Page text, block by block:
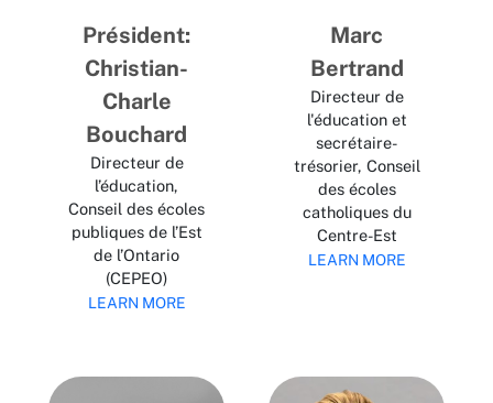
Président:
Christian-
Charle
Bouchard
Directeur de
l’éducation,
Conseil des écoles
publiques de l’Est
de l’Ontario
(CEPEO)
LEARN MORE
Marc
Bertrand
Directeur de
l'éducation et
secrétaire-
trésorier, Conseil
des écoles
catholiques du
Centre-Est
LEARN MORE